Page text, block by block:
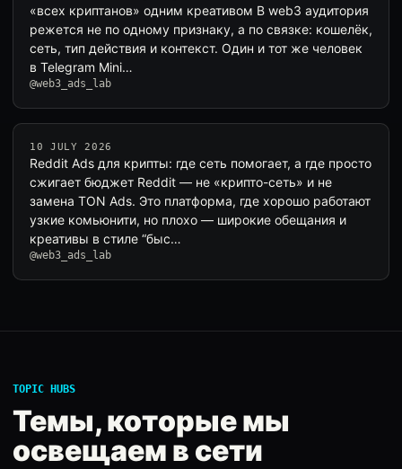
«всех криптанов» одним креативом В web3 аудитория
режется не по одному признаку, а по связке: кошелёк,
сеть, тип действия и контекст. Один и тот же человек
в Telegram Mini…
@web3_ads_lab
10 JULY 2026
Reddit Ads для крипты: где сеть помогает, а где просто
сжигает бюджет Reddit — не «крипто-сеть» и не
замена TON Ads. Это платформа, где хорошо работают
узкие комьюнити, но плохо — широкие обещания и
креативы в стиле “быс…
@web3_ads_lab
TOPIC HUBS
Темы, которые мы
освещаем в сети